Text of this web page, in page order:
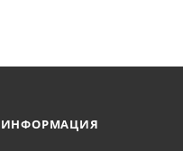
ИНФОРМАЦИЯ